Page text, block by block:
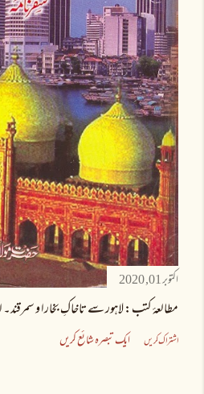
اکتوبر 01, 2020
مطالعۂ کتب: لاہور سے تاخاکِ بخارا و سمرقند۔
اشتراک کریں ایک تبصرہ شائع کریں